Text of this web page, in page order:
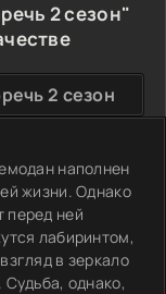
2 сезон"
2 сезон
наполнен
жизни. Однако
перед ней
лабиринтом,
в зеркало
Судьба, однако,